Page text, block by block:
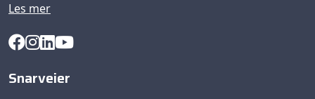
Les mer
Snarveier